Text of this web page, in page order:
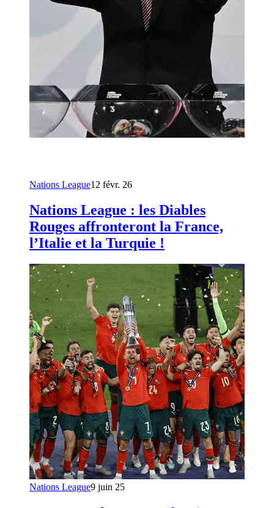
Nations League12 févr. 26
Nations League : les Diables
Rouges affronteront la France,
l’Italie et la Turquie !
Nations League9 juin 25